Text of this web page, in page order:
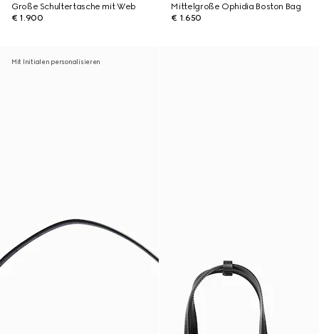
Große Schultertasche mit Web
€ 1.900
Mittelgroße Ophidia Boston Bag
€ 1.650
Mit Initialen personalisieren